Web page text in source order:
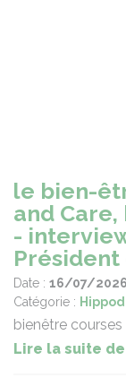
le bien-
and
-
Président
Date : 16/07/2026
Catégorie :
bienêtre courses
Lire la suite